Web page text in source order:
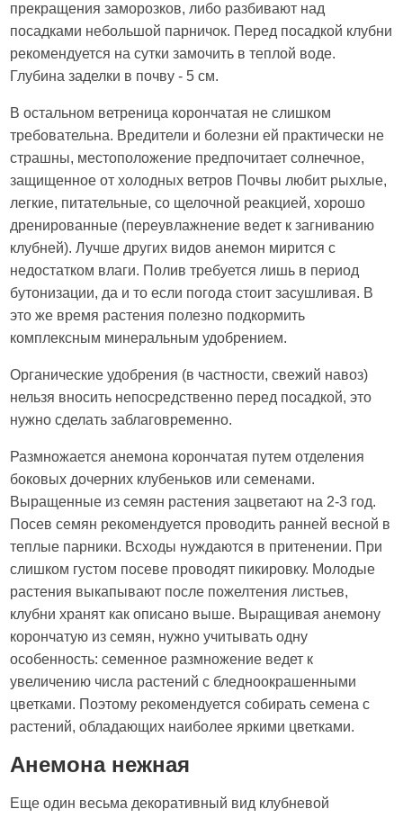
прекращения заморозков, либо разбивают над
посадками небольшой парничок. Перед посадкой клубни
рекомендуется на сутки замочить в теплой воде.
Глубина заделки в почву - 5 см.
В остальном ветреница корончатая не слишком
требовательна. Вредители и болезни ей практически не
страшны, местоположение предпочитает солнечное,
защищенное от холодных ветров Почвы любит рыхлые,
легкие, питательные, со щелочной реакцией, хорошо
дренированные (переувлажнение ведет к загниванию
клубней). Лучше других видов анемон мирится с
недостатком влаги. Полив требуется лишь в период
бутонизации, да и то если погода стоит засушливая. В
это же время растения полезно подкормить
комплексным минеральным удобрением.
Органические удобрения (в частности, свежий навоз)
нельзя вносить непосредственно перед посадкой, это
нужно сделать заблаговременно.
Размножается анемона корончатая путем отделения
боковых дочерних клубеньков или семенами.
Выращенные из семян растения зацветают на 2-3 год.
Посев семян рекомендуется проводить ранней весной в
теплые парники. Всходы нуждаются в притенении. При
слишком густом посеве проводят пикировку. Молодые
растения выкапывают после пожелтения листьев,
клубни хранят как описано выше. Выращивая анемону
корончатую из семян, нужно учитывать одну
особенность: семенное размножение ведет к
увеличению числа растений с бледноокрашенными
цветками. Поэтому рекомендуется собирать семена с
растений, обладающих наиболее яркими цветками.
Анемона нежная
Еще один весьма декоративный вид клубневой